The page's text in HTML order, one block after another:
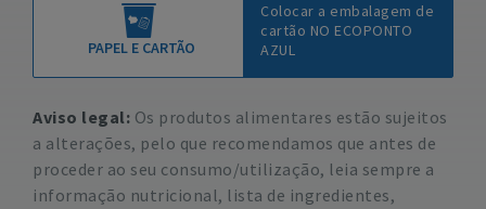
PAPEL E CARTÃO
Colocar a embalagem de
cartão NO ECOPONTO
AZUL
Aviso legal: Os produtos alimentares estão sujeitos
a alterações, pelo que recomendamos que antes de
proceder ao seu consumo/utilização, leia sempre a
informação nutricional, lista de ingredientes,